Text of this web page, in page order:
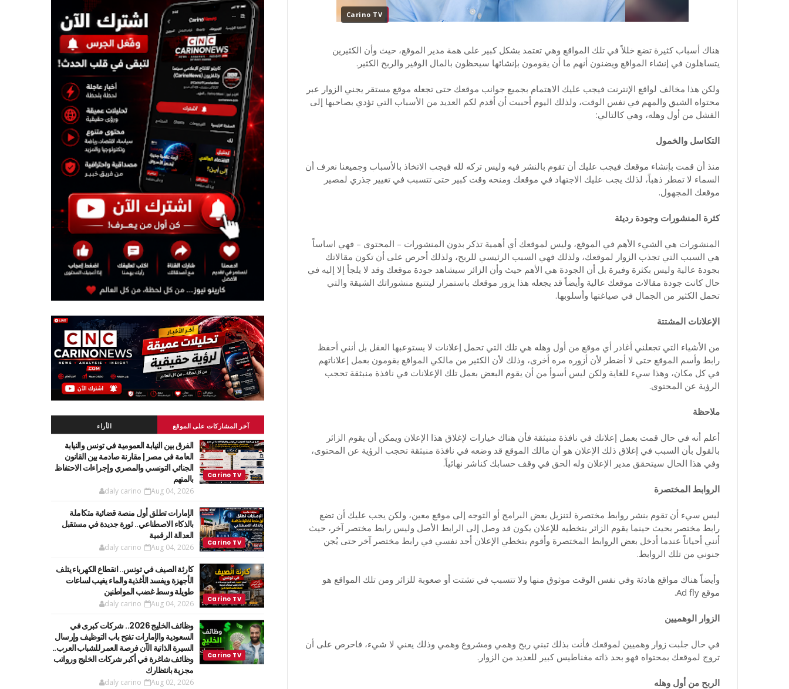
Carino TV
هناك أسباب كثيرة تضع خللاً في تلك المواقع وهي تعتمد بشكل كبير على همة مدير الموقع، حيث وأن الكثيرين
يتساهلون في إنشاء المواقع ويضنون أنهم ما أن يقومون بإنشائها سيحظون بالمال الوفير والربح الكثير.
ولكن هذا مخالف لواقع الإنترنت فيجب عليك الاهتمام بجميع جوانب موقعك حتى تجعله موقع مستقر يجني الزوار عبر
محتواه الشيق والمهم في نفس الوقت، ولذلك اليوم أحببت أن أقدم لكم العديد من الأسباب التي تؤدي بصاحبها إلى
الفشل من أول وهله، وهي كالتالي:
التكاسل والخمول
منذ أن قمت بإنشاء موقعك فيجب عليك أن تقوم بالنشر فيه وليس تركه لله فيجب الاتخاذ بالأسباب وجميعنا نعرف أن
السماء لا تمطر ذهباً، لذلك يجب عليك الاجتهاد في موقعك ومنحه وقت كبير حتى تتسبب في تغيير جذري لمصير
موقعك المجهول.
كثرة المنشورات وجودة رديئة
المنشورات هي الشيء الأهم في الموقع، وليس لموقعك أي أهمية تذكر بدون المنشورات – المحتوى – فهي اساساً
هي السبب التي تجذب الزوار لموقعك، ولذلك فهي السبب الرئيسي للربح، ولذلك أحرص على أن تكون مقالاتك
بجودة عالية وليس بكثرة وفيرة بل أن الجودة هي الأهم حيث وأن الزائر سيشاهد جودة موقعك وقد لا يلجأ إلا إليه في
حال كانت جودة مقالات موقعك عالية وأيضاً قد يجعله هذا يزور موقعك باستمرار ليتتبع منشوراتك الشيقة والتي
تحمل الكثير من الجمال في صياغتها وأسلوبها.
الإعلانات المشتتة
من الأشياء التي تجعلني أغادر أي موقع من أول وهله هي تلك التي تحمل إعلانات لا يستوعبها العقل بل أنني أحفظ
رابط وأسم الموقع حتى لا أضطر لأن أزوره مره أخرى، وذلك لأن الكثير من مالكي المواقع يقومون بعمل إعلاناتهم
في كل مكان، وهذا سيء للغاية ولكن ليس أسوأ من أن يقوم البعض بعمل تلك الإعلانات في نافذة منبثقة تحجب
الرؤية عن المحتوى.
ملاحظة
أعلم أنه في حال قمت بعمل إعلانك في نافذة منبثقة فأن هناك خيارات لإغلاق هذا الإعلان ويمكن أن يقوم الزائر
بالقول بأن السبب في إغلاق ذلك الإعلان هو أن مالك الموقع قد وضعه في نافذة منبثقة تحجب الرؤية عن المحتوى،
وفي هذا الحال سيتحقق مدير الإعلان وله الحق في وقف حسابك كناشر نهائياً.
الروابط المختصرة
ليس سيء أن تقوم بنشر روابط مختصرة لتنزيل بعض البرامج أو التوجه إلى موقع معين، ولكن يجب عليك أن تضع
رابط مختصر بحيث حينما يقوم الزائر بتخطيه للإعلان يكون قد وصل إلى الرابط الأصل وليس رابط مختصر آخر، حيث
أنني أحياناً عندما أدخل بعض الروابط المختصرة وأقوم بتخطي الإعلان أجد نفسي في رابط مختصر آخر حتى يُجن
جنوني من تلك الروابط.
وأيضاً هناك مواقع هادئة وفي نفس الوقت موثوق منها ولا تتسبب في تشتت أو صعوبة للزائر ومن تلك المواقع هو
موقع Ad fly.
الزوار الوهميين
في حال جلبت زوار وهميين لموقعك فأنت بذلك تبني ربح وهمي ومشروع وهمي وذلك يعني لا شيء، فاحرص على أن
تروج لموقعك بمحتواه فهو بحد ذاته مغناطيس كبير للعديد من الزوار.
الربح من أول وهله
آخر المشاركات على الموقع الأراء
الفرق بين النيابة العمومية في تونس والنيابة
العامة في مصر | مقارنة صادمة بين القانون
الجنائي التونسي والمصري وإجراءات الاحتفاظ
بالمتهم
daly carino Aug 04, 2026
الإمارات تطلق أول منصة قضائية متكاملة
بالذكاء الاصطناعي.. ثورة جديدة في مستقبل
العدالة الرقمية
daly carino Aug 04, 2026
كارثة الصيف في تونس.. انقطاع الكهرباء يتلف
الأجهزة ويفسد الأغذية والماء يغيب لساعات
طويلة وسط غضب المواطنين
daly carino Aug 04, 2026
وظائف الخليج 2026.. شركات كبرى في
السعودية والإمارات تفتح باب التوظيف وإرسال
السيرة الذاتية الآن فرصة العمر للشباب العرب..
وظائف شاغرة في أكبر شركات الخليج ورواتب
مجزية بانتظارك
daly carino Aug 02, 2026